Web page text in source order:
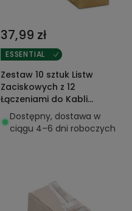
37,99 zł
ESSENTIAL
Zestaw 10 sztuk Listw
Zaciskowych z 12
Łączeniami do Kabli
Elektrycznych
Dostępny, dostawa w
ciągu 4–6 dni roboczych